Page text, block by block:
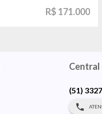
R$ 171.000
(51)